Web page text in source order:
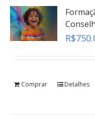
R$
Comprar Detalhes